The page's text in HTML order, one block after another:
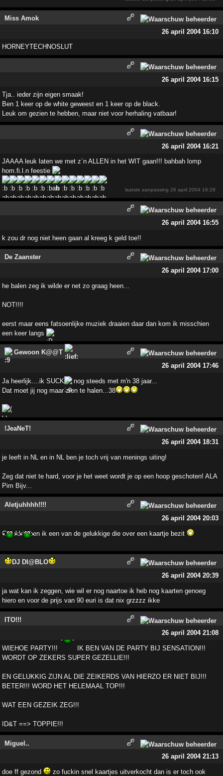
Miss Amok
26 april 2004 16:10
HORNEYTECHNOSLUT
26 april 2004 16:15
Tja.. ieder zijn eigen smaak!
Ben 1 keer op de white geweest en 1 keer op de black.
Leuk om gezien te hebben, maar niet voor herhaling vatbaar!
26 april 2004 16:21
JAAAA leuk laten we met z`n ALLEN in het WIT gaan!!! bahbah lomp
hom.fi.l.n feestie
laatste aanpassing26 april 2004 16:28
26 april 2004 16:55
k zou dr nog niet heen gaan al kreeg k geld toe!!
De Zaanster
26 april 2004 17:00
he balen zeg ik wilde er net zo graag heen...
NOT!!!!
eerst maar eens fatsoenlijke muziek draaien daar dan kom ik misschien
een keer langs
Gewoon K@@T
26 april 2004 17:46
Ja heerlijk....ik SUCK
nog steeds met m'n 38 jaar...
Dat moet jij nog maar zien te halen...38
!JeaNeT!
26 april 2004 18:31
je leeft in NL en in NL ben je toch vrij van menings uiting!
Zeg dat niet te hard, voor je het weet wordt je op een hoop geschoten! ALA
Pim Bijv...
Aletjuhhhh!!!!
26 april 2004 20:03
Gelukkig ben ik een van de gelukkige die over een kaartje bezit
DJ DI@BLO
26 april 2004 20:39
ja wat kan ik zeggen, wie wil er nog naartoe ik heb nog kaarten genoeg
hiero en voor de prijs van 90 euri is dat nix grzzzz ikke
ITO!!!
26 april 2004 21:08
WIEHOE PARTY!!!
IK BEN VAN DE PARTY BIJ SENSATION!!!
WORDT OP ZEKERS SUPER GEZELLIE!!!
EN GELUKKIG ZIJN AL DIE ZEIKERDS VAN HIERZO ER NIET BIJ!!!
BETER!!! WORD HET HELEMAAL TOP!!!
WAT EEN GEZEIK ZEG!!!
ID&T ==> TOPPIE!!!
Miguel..
26 april 2004 21:13
doe ff gezond
zo fuckin snel kaartjes uitverkocht dan is er toch ook